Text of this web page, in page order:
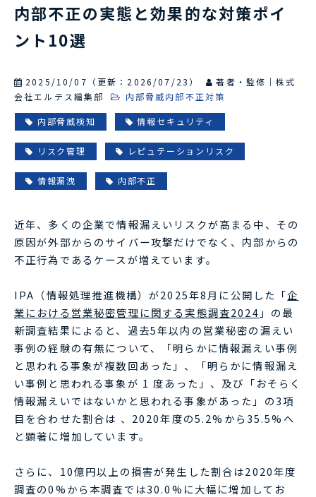
内部不正の実態と効果的な対策ポイ
ント10選
2025/10/07 （更新： 2026/07/23 ）
著者・監修｜株式
会社エルテス編集部
内部脅威内部不正対策
内部脅威検知 情報セキュリティ
リスク管理 レピュテーションリスク
情報漏洩 内部不正
近年、多くの企業で情報漏えいリスクが高まる中、その
原因が外部からのサイバー攻撃だけでなく、内部からの
不正行為であるケースが増えています。
IPA（情報処理推進機構）が2025年8月に公開した「企
業における営業秘密管理に関する実態調査2024 」の最
新調査結果によると、過去5年以内の営業秘密の漏えい
事例の経験の有無について、「明らかに情報漏えい事例
と思われる事象が複数回あった」、「明らかに情報漏え
い事例と思われる事象が 1 度あった」、及び「おそらく
情報漏えいではないかと思われる事象があった」の3項
目を合わせた割合は 、2020年度の5.2%から35.5%へ
と顕著に増加しています。
さらに、10億円以上の損害が発生した割合は2020年度
調査の0%から本調査では30.0%に大幅に増加してお